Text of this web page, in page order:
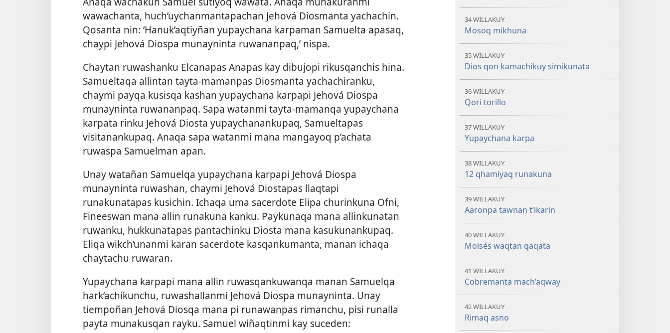
wawachanta, huch’uychanmantapachan Jehová Diosmanta yachachin.
Qosanta nin: ‘Hanuk’aqtiyñan yupaychana karpaman Samuelta apasaq,
chaypi Jehová Diospa munayninta ruwananpaq,’ nispa.
Chaytan ruwashanku Elcanapas Anapas kay dibujopi rikusqanchis hina.
Samueltaqa allintan tayta-mamanpas Diosmanta yachachiranku,
chaymi payqa kusisqa kashan yupaychana karpapi Jehová Diospa
munayninta ruwananpaq. Sapa watanmi tayta-mamanqa yupaychana
karpata rinku Jehová Diosta yupaychanankupaq, Samueltapas
visitanankupaq. Anaqa sapa watanmi mana mangayoq p’achata
ruwaspa Samuelman apan.
Unay watañan Samuelqa yupaychana karpapi Jehová Diospa
munayninta ruwashan, chaymi Jehová Diostapas llaqtapi
runakunatapas kusichin. Ichaqa uma sacerdote Elipa churinkuna Ofni,
Fineeswan mana allin runakuna kanku. Paykunaqa mana allinkunatan
ruwanku, hukkunatapas pantachinku Diosta mana kasukunankupaq.
Eliqa wikch’unanmi karan sacerdote kasqankumanta, manan ichaqa
chaytachu ruwaran.
Yupaychana karpapi mana allin ruwasqankuwanqa manan Samuelqa
hark’achikunchu, ruwashallanmi Jehová Diospa munayninta. Unay
tiempoñan Jehová Diosqa mana pi runawanpas rimanchu, pisi runalla
payta munakusqan rayku. Samuel wiñaqtinmi kay suceden:
34 WILLAKUY
Mosoq mikhuna
35 WILLAKUY
Dios qon kamachikuy simikunata
36 WILLAKUY
Qori torillo
37 WILLAKUY
Yupaychana karpa
38 WILLAKUY
12 qhamiyaq runakuna
39 WILLAKUY
Aaronpa tawnan t’ikarin
40 WILLAKUY
Moisés waqtan qaqata
41 WILLAKUY
Cobremanta mach’aqway
42 WILLAKUY
Rimaq asno